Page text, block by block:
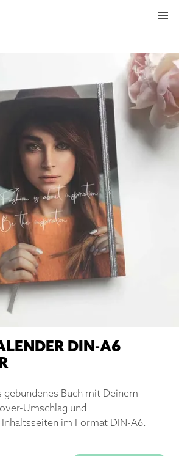
DIN-A6
gebundenes Buch mit Deinem
Umschlag und
im Format DIN-A6.